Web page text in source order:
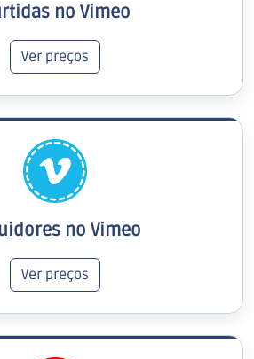
no Vimeo
Ver preços
no Vimeo
Ver preços